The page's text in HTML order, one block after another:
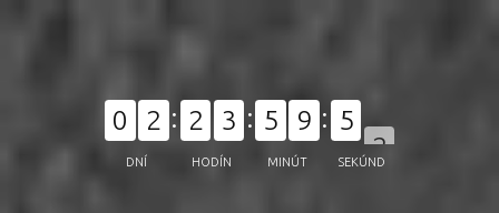
0 2
DNÍ
2 3
HODÍN
5 9
MINÚT
5 0
SEKÚND